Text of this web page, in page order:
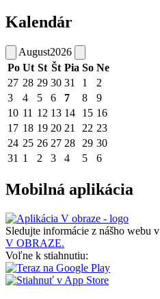
Kalendár
August2026
Po Ut St Št Pia So Ne
27 28 29 30 31 1
2
3
4 5 6 7 8
9
10 11 12 13 14 15 16
17 18 19 20 21 22 23
24 25 26 27 28 29 30
31 1 2 3 4 5 6
Mobilná aplikácia
Sledujte informácie z nášho webu v
V OBRAZE.
Voľne k stiahnutiu: